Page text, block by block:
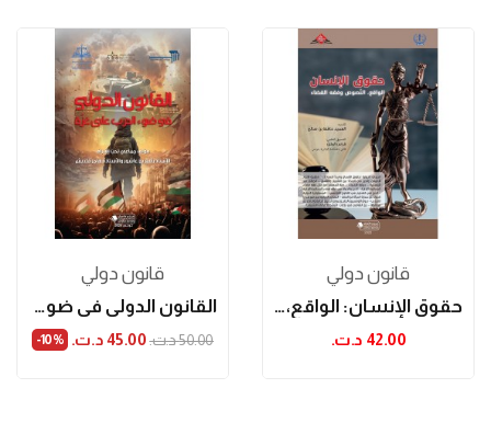
قانون دولي
القانون الدولي في ضوء الحرب على غزّة
50.00 د.ت.‏ 45.00 د.ت.‏ ‎-10%
قانون دولي
حقوق الإنسان: الواقع، النصوص وفقه القضاء
42.00 د.ت.‏